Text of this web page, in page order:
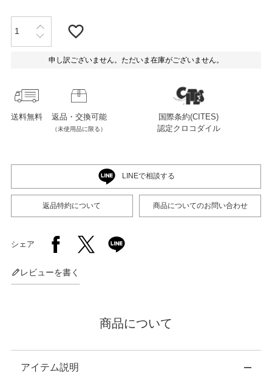
ルマガ登録・解除
人情報の取り扱い
問い合わせ
申し訳ございません。ただいま在庫がございません。
送料無料 返品・交換可能
（未使用品に限る）
国際条約(CITES)
認定クロコダイル
LINEで相談する
返品特約について 商品についてのお問い合わせ
シェア
レビューを書く
商品について
アイテム説明